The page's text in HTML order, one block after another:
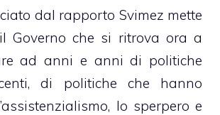
dal rapporto Svimez mette
Governo che si ritrova ora a
ad anni e anni di politiche
di politiche che hanno
lo sperpero e